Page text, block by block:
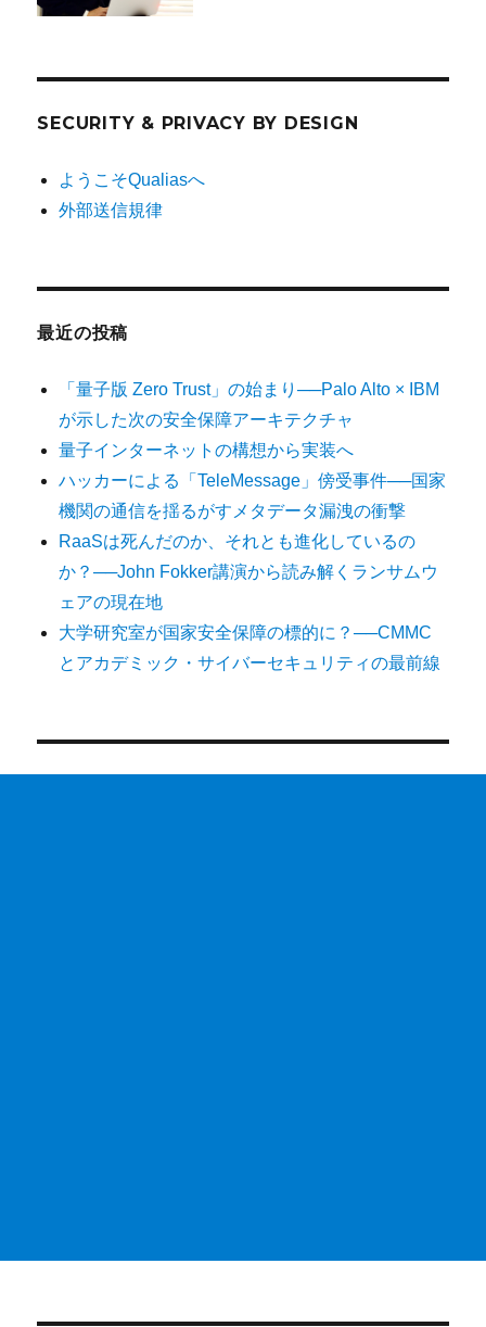
SECURITY & PRIVACY BY DESIGN
ようこそQualiasへ
外部送信規律
最近の投稿
「量子版 Zero Trust」の始まり──Palo Alto × IBM
が示した次の安全保障アーキテクチャ
量子インターネットの構想から実装へ
ハッカーによる「TeleMessage」傍受事件──国家
機関の通信を揺るがすメタデータ漏洩の衝撃
RaaSは死んだのか、それとも進化しているの
か？──John Fokker講演から読み解くランサムウ
ェアの現在地
大学研究室が国家安全保障の標的に？──CMMC
とアカデミック・サイバーセキュリティの最前線